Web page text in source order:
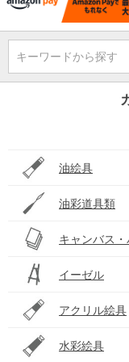
キーワードから探す
油絵具
油彩道具類
キャンバス
イーゼル
アクリル絵具
水彩絵具